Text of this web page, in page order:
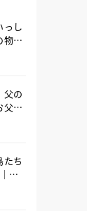
っし
物
父の
さ
ち
図